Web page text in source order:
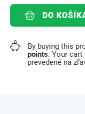
DO
By buying this
points. Your cart
prevedené na